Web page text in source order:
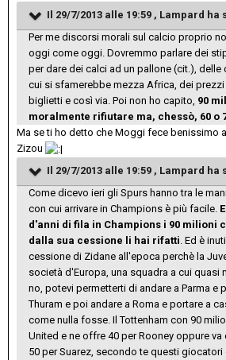
Il 29/7/2013 alle 19:59 , Lampard ha
Per me discorsi morali sul calcio proprio
oggi come oggi. Dovremmo parlare dei
per dare dei calci ad un pallone (cit.), delle
cui si sfamerebbe mezza Africa, dei
biglietti e così via. Poi non ho capito, 90
moralmente rifiutare ma, chessò, 60 o
Ma se ti ho detto che Moggi fece benissimo
Zizou
Il 29/7/2013 alle 19:59 , Lampard ha
Come dicevo ieri gli Spurs hanno tra le
con cui arrivare in Champions è più facile.
d'anni di fila in Champions i 90 milioni
dalla sua cessione li hai rifatti . Ed è
cessione di Zidane all'epoca perchè la
società d'Europa, una squadra a cui quasi
no, potevi permetterti di andare a Parma e
Thuram e poi andare a Roma e portare a
come nulla fosse. Il Tottenham con 90
United e ne offre 40 per Rooney oppure
50 per Suarez, secondo te questi giocatori